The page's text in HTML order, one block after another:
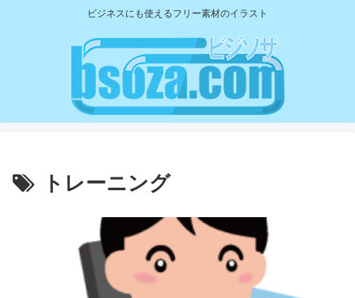
ビジネスにも使えるフリー素材のイラスト
トレーニング